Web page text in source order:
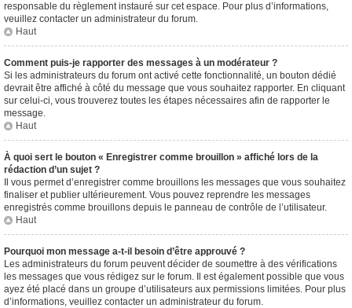
responsable du règlement instauré sur cet espace. Pour plus d’informations,
veuillez contacter un administrateur du forum.
Haut
Comment puis-je rapporter des messages à un modérateur ?
Si les administrateurs du forum ont activé cette fonctionnalité, un bouton dédié
devrait être affiché à côté du message que vous souhaitez rapporter. En cliquant
sur celui-ci, vous trouverez toutes les étapes nécessaires afin de rapporter le
message.
Haut
À quoi sert le bouton « Enregistrer comme brouillon » affiché lors de la
rédaction d’un sujet ?
Il vous permet d’enregistrer comme brouillons les messages que vous souhaitez
finaliser et publier ultérieurement. Vous pouvez reprendre les messages
enregistrés comme brouillons depuis le panneau de contrôle de l’utilisateur.
Haut
Pourquoi mon message a-t-il besoin d’être approuvé ?
Les administrateurs du forum peuvent décider de soumettre à des vérifications
les messages que vous rédigez sur le forum. Il est également possible que vous
ayez été placé dans un groupe d’utilisateurs aux permissions limitées. Pour plus
d’informations, veuillez contacter un administrateur du forum.